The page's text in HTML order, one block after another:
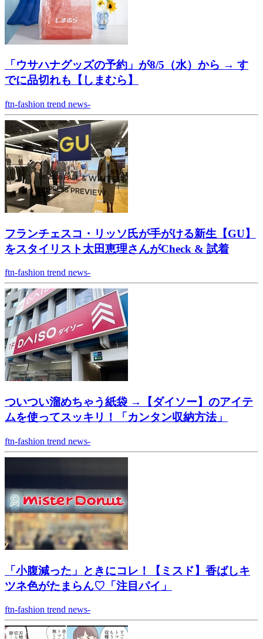
「ウサハナグッズの予約」が8/5（水）から → す
でに品切れも【しまむら】
ftn-fashion trend news-
フランチェスコ・リッソ氏が手がける新生【GU】
をスタイリスト太田恵理さんがCheck & 試着
ftn-fashion trend news-
ついつい溜めちゃう紙袋 →【ダイソー】のアイテ
ムを使ってスッキリ！「カンタン収納方法」
ftn-fashion trend news-
「小腹減った」ときにコレ！【ミスド】香ばしキ
ツネ色がたまらん♡「注目パイ」
ftn-fashion trend news-